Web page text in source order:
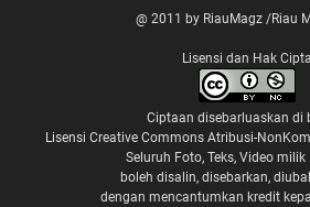
Tari Zapin Pecah Dua Belas,
Syair Ibarat Khabar Kiamat dan
@ 2011 by RiauMagz /Riau
Lisensi dan Hak Cipta
Ciptaan disebarluaskan di
Lisensi Creative Commons Atribusi-
Seluruh Foto, Teks, Video milik
boleh disalin, disebarkan,
dengan mencantumkan kredit